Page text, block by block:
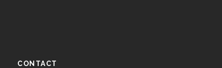
CONTACT